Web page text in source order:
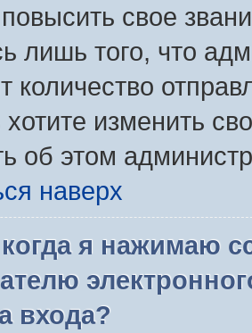
свое
лишь того, что
количество
изменить
об этом
наверх
я нажимаю
входа?